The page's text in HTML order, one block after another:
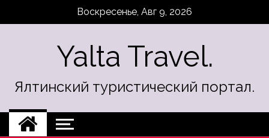
Воскресенье, Авг 9, 2026
Yalta Travel.
Ялтинский туристический портал.